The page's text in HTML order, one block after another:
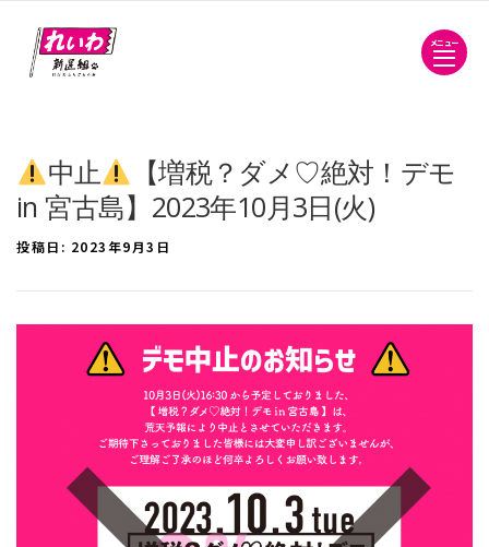
メニュー
中止
【増税？ダメ♡絶対！デモ
in 宮古島】2023年10月3日(火)
投稿日: 2023年9月3日